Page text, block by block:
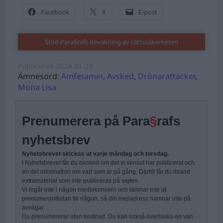
Facebook X E-post
Stöd Para§rafs bevakning av rättssäkerheten
Ämnesord: Amfetamin, Avsked, Drönarattacker,
Mona Lisa
Prenumerera på Para§rafs
nyhetsbrev
Nyhetsbrevet skickas ut varje måndag och torsdag.
I Nyhetsbrevet får du besked om det vi senast har publicerat och
en del information om vad som är på gång. Därtill får du ibland
extramaterial som inte publiceras på sajten.
Vi ingår inte i någon mediekoncern och lämnar inte ut
prenumerantlistan till någon, så din mejladress hamnar inte på
avvägar.
Du prenumererar utan kostnad. Du kan också överraska en vän